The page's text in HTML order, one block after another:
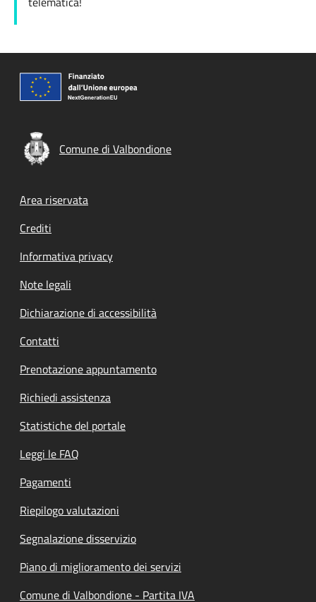
Comune di Valbondione
Footer menu
Area riservata
Crediti
Informativa privacy
Note legali
Dichiarazione di accessibilità
Contatti
Prenotazione appuntamento
Richiedi assistenza
Statistiche del portale
Leggi le FAQ
Pagamenti
Riepilogo valutazioni
Segnalazione disservizio
Piano di miglioramento dei servizi
Comune di Valbondione - Partita IVA